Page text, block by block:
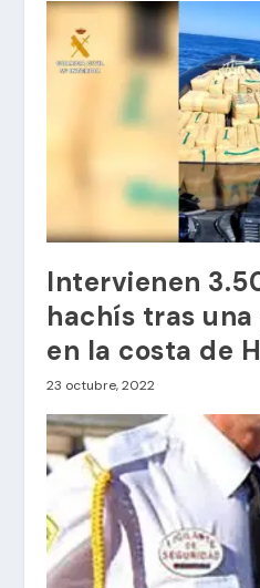
Intervienen
hachís tras
en la costa de
23 octubre, 2022